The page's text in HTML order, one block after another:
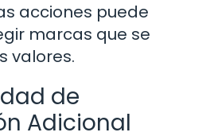
acciones puede
marcas que se
valores.
de
Adicional